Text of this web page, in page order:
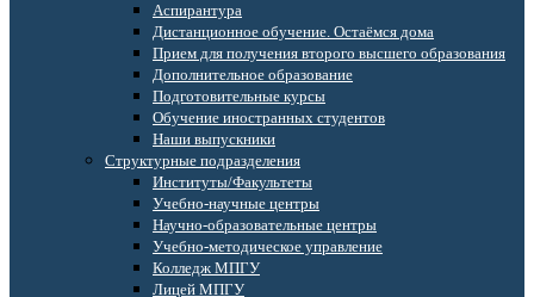
Аспирантура
Дистанционное обучение. Остаёмся дома
Прием для получения второго высшего образования
Дополнительное образование
Подготовительные курсы
Обучение иностранных студентов
Наши выпускники
Структурные подразделения
Институты/Факультеты
Учебно-научные центры
Научно-образовательные центры
Учебно-методическое управление
Колледж МПГУ
Лицей МПГУ